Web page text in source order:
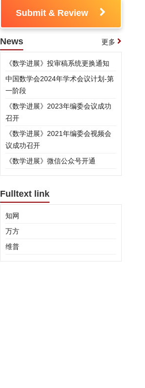
Submit & Review
News 更多
《数学进展》投审稿系统更换通知
中国数学会2024年学术会议计划-第
一阶段
《数学进展》2023年编委会议成功
召开
《数学进展》2021年编委会视频会
议成功召开
《数学进展》微信公众号开通
Fulltext link
知网
万方
维普